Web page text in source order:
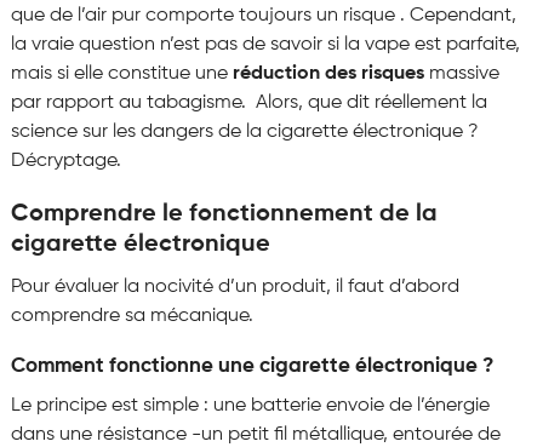
que de l’air pur comporte toujours un risque . Cependant,
la vraie question n’est pas de savoir si la vape est parfaite,
mais si elle constitue une réduction des risquesmassive
par rapport au tabagisme. Alors, que dit réellement la
science sur les dangers de la cigarette électronique ?
Décryptage.
Comprendre le fonctionnement de la
cigarette électronique
Pour évaluer la nocivité d’un produit, il faut d’abord
comprendre sa mécanique.
Comment fonctionne une cigarette électronique ?
Le principe est simple : une batterie envoie de l’énergie
dans une résistance -un petit fil métallique, entourée de